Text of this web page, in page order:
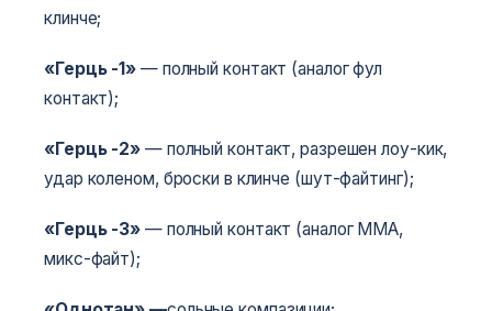
клинче;
«Герць -1» — полный контакт (аналог фул
контакт);
«Герць -2» — полный контакт, разрешен лоу-кик,
удар коленом, броски в клинче (шут-файтинг);
«Герць -3» — полный контакт (аналог ММА,
микс-файт);